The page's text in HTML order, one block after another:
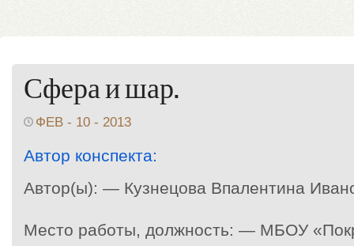
Сфера и шар.
ФЕВ - 10 - 2013
Автор конспекта:
Автор(ы): — Кузнецова Впалентина
Место работы, должность: — МБОУ